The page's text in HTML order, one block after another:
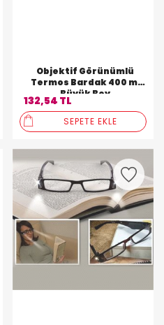
Objektif Görünümlü
Termos Bardak 400 ml
Büyük Boy
132,54 TL
SEPETE EKLE